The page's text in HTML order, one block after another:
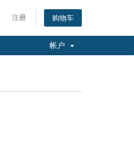
注册 购物车
帐户